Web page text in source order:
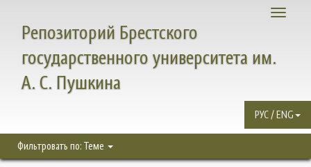
Toggle
Репозиторий Брестского
государственного университета им.
А. С. Пушкина
РУС / ENG
Фильтровать по: Теме